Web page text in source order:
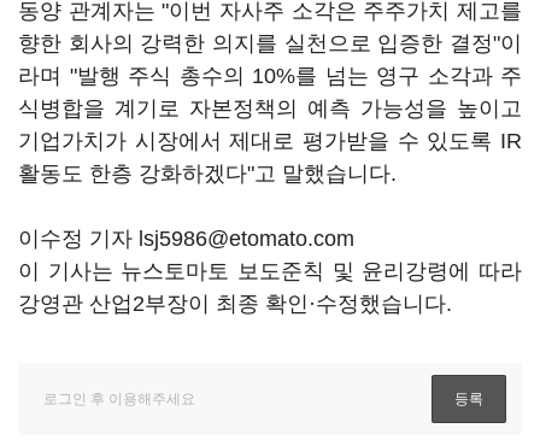
동양 관계자는 "이번 자사주 소각은 주주가치 제고를
향한 회사의 강력한 의지를 실천으로 입증한 결정"이
라며 "발행 주식 총수의 10%를 넘는 영구 소각과 주
식병합을 계기로 자본정책의 예측 가능성을 높이고
기업가치가 시장에서 제대로 평가받을 수 있도록 IR
활동도 한층 강화하겠다"고 말했습니다.
이수정 기자 lsj5986@etomato.com
이 기사는 뉴스토마토 보도준칙 및 윤리강령에 따라
강영관 산업2부장이 최종 확인·수정했습니다.